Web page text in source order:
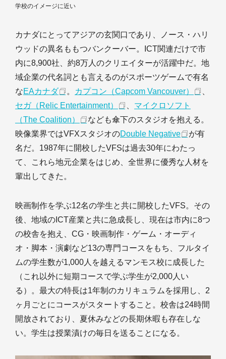
学校のイメージに近い
カナダにとってアジアの玄関口であり、ノース・ハリ
ウッドの異名ももつバンクーバー。ICT関連だけで市
内に8,900社、約8万人のクリエイターが活躍中だ。地
域企業の代名詞とも言えるのがスポーツゲームで有名
なEAカナダ 。 カプコン（Capcom Vancouver）
、
セガ（Relic Entertainment）
、 マイクロソフト
（The Coalition）
なども傘下のスタジオを抱える。
映像業界ではVFXスタジオのDouble Negative
が有
名だ。1987年に開校したVFSは過去30年にわたっ
て、これら地元企業をはじめ、全世界に優秀な人材を
輩出してきた。
映画制作を学ぶ12名の学生と共に開校したVFS。その
後、地域のICT産業と共に急成長し、現在は市内に8つ
の校舎を抱え、CG・映画制作・ゲーム・オーディ
オ・脚本・演劇など13の専門コースをもち、フルタイ
ムの学生数が1,000人を越えるマンモス校に成長した
（これ以外に短期コースで学ぶ学生が2,000人い
る）。最大の特長は1年制のカリキュラムを採用し、2
ヶ月ごとにコースがスタートすること。校舎は24時間
開放されており、夏休みなどの長期休暇も存在しな
い。学生は授業漬けの毎日を送ることになる。